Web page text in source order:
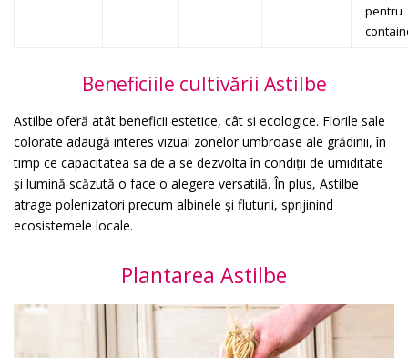
pentru
Beneficiile cultivării Astilbe
Astilbe oferă atât beneficii estetice, cât și ecologice. Florile sale
colorate adaugă interes vizual zonelor umbroase ale grădinii, în
timp ce capacitatea sa de a se dezvolta în condiții de umiditate
și lumină scăzută o face o alegere versatilă. În plus, Astilbe
atrage polenizatori precum albinele și fluturii, sprijinind
ecosistemele locale.
Plantarea Astilbe